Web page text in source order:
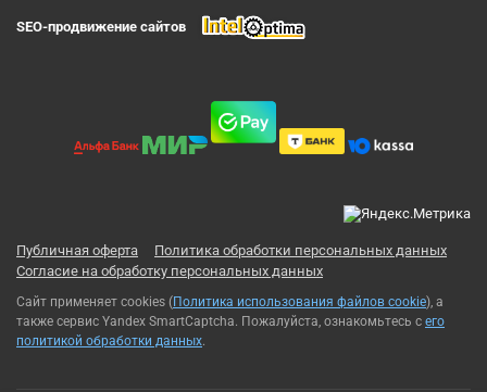
SEO-продвижение сайтов
Публичная оферта
Политика обработки персональных данных
Согласие на обработку персональных данных
Сайт применяет cookies (Политика использования файлов cookie), а
также сервис Yandex SmartCaptcha. Пожалуйста, ознакомьтесь с его
политикой обработки данных.